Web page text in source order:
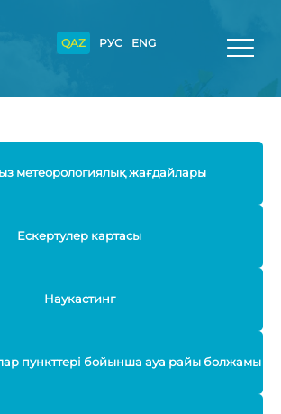
QAZ РУС ENG
метеорологиялық жағдайлары
Ескертулер картасы
Наукастинг
пункттері бойынша ауа райы болжамы